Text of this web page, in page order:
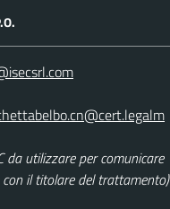
da utilizzare per comunicare
il titolare del trattamento)